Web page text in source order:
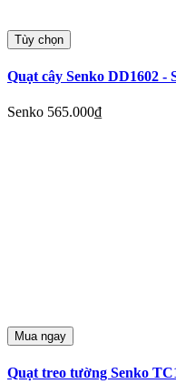
Tùy chọn
Quạt cây Senko DD1602 -
Senko 565.000₫
Mua ngay
Quạt treo tường Senko